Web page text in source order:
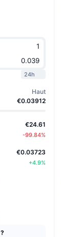
24h
Haut
€0.03912
€24.61
-99.84%
€0.03723
+4.9%